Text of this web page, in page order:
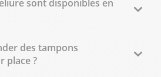
sont disponibles en
des tampons
place ?